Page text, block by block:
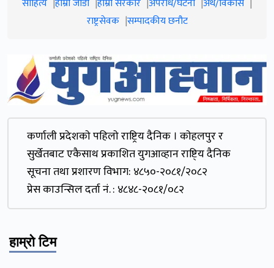
साहित्य हाम्रो जाेडी हाम्रो सरकार अपराध/घटना अर्थ/विकास
राष्ट्रसेवक सम्पादकीय छनौट
कर्णाली प्रदेशकाे पहिलाे राष्ट्रिय दैनिक । काेहलपुर र
सुर्खेतबाट एकैसाथ प्रकाशित युगआव्हान राष्टि्य दैनिक
सूचना तथा प्रशारण विभाग: ४८५०-२०८१/२०८२
प्रेस काउन्सिल दर्ता नं. : ४८४८-२०८१/०८२
हाम्रो टिम